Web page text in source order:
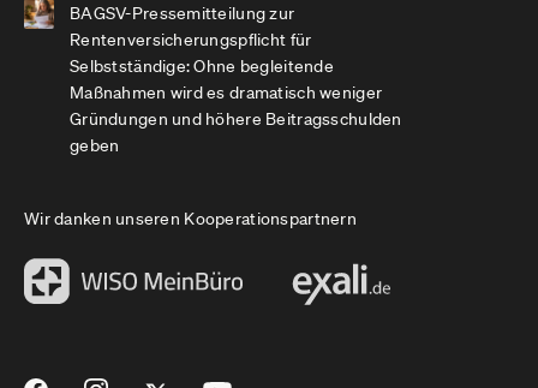
BAGSV-Pressemitteilung zur
Rentenversicherungspflicht für
Selbstständige: Ohne begleitende
Maßnahmen wird es dramatisch weniger
Gründungen und höhere Beitragsschulden
geben
Wir danken unseren Kooperationspartnern